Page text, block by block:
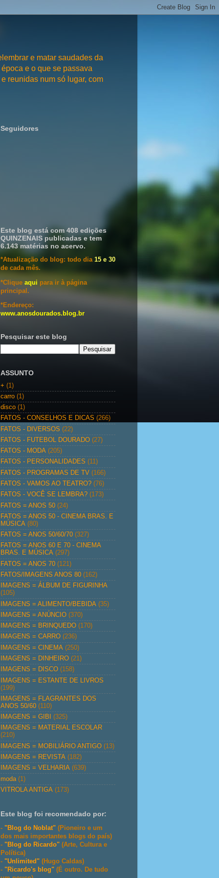
e matar saudades da
e o que se passava
reunidas num só lugar, com
Seguidores
Este blog está com 408 edições
QUINZENAIS publicadas e tem
6.143 matérias no acervo.
*Atualização do blog: todo dia 15 e 30
de cada mês.
*Clique aqui para ir à página
principal.
*Endereço:
www.anosdourados.blog.br
Pesquisar este blog
ASSUNTO
+ (1)
carro (1)
disco (1)
FATOS - CONSELHOS E DICAS (266)
FATOS - DIVERSOS (22)
FATOS - FUTEBOL DOURADO (27)
FATOS - MODA (205)
FATOS - PERSONALIDADES (11)
FATOS - PROGRAMAS DE TV (166)
FATOS - VAMOS AO TEATRO? (76)
FATOS - VOCÊ SE LEMBRA? (173)
FATOS = ANOS 50 (24)
FATOS = ANOS 50 - CINEMA BRAS. E
MÚSICA (80)
FATOS = ANOS 50/60/70 (327)
FATOS = ANOS 60 E 70 - CINEMA
BRAS. E MÚSICA (297)
FATOS = ANOS 70 (121)
FATOS/IMAGENS ANOS 80 (162)
IMAGENS = ÁLBUM DE FIGURINHA
(105)
IMAGENS = ALIMENTO/BEBIDA (35)
IMAGENS = ANÚNCIO (370)
IMAGENS = BRINQUEDO (170)
IMAGENS = CARRO (236)
IMAGENS = CINEMA (250)
IMAGENS = DINHEIRO (21)
IMAGENS = DISCO (158)
IMAGENS = ESTANTE DE LIVROS
(199)
IMAGENS = FLAGRANTES DOS
ANOS 50/60 (110)
IMAGENS = GIBI
(325)
IMAGENS = MATERIAL ESCOLAR
(210)
IMAGENS = MOBILIÁRIO ANTIGO (13)
IMAGENS = REVISTA (182)
IMAGENS = VELHARIA (639)
moda (1)
VITROLA ANTIGA (173)
Este blog foi recomendado por:
- "Blog do Noblat" (Pioneiro e um
dos mais importantes blogs do país)
- "Blog do Ricardo" (Arte, Cultura e
Política)
- "Unlimited" (Hugo Caldas)
- "Ricardo's blog" (É outro. De tudo